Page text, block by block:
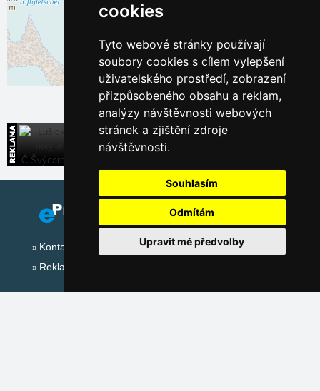
cookies
Tyto webové stránky používají
soubory cookies s cílem vylepšení
uživatelského prostředí, zobrazení
přizpůsobeného obsahu a reklam,
analýzy návštěvnosti webových
stránek a zjištění zdroje
návštěvnosti.
Souhlasím
Odmítám
Upravit mé předvolby
Leaflet| ©OpenStreetMapcontributors
Lužické hory a Č.Švýcarsko
Široká nabídka přímých kontaktů na ubytování
Kontakt
Reklama